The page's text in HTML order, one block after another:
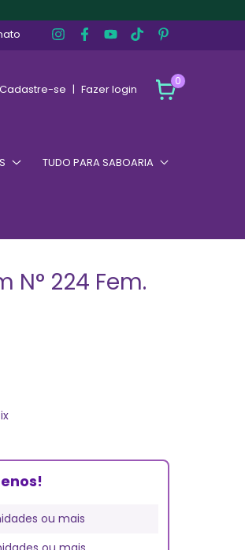
Cadastre-se | Fazer login
0
TUDO PARA SABOARIA
N° 224 Fem.
ou mais